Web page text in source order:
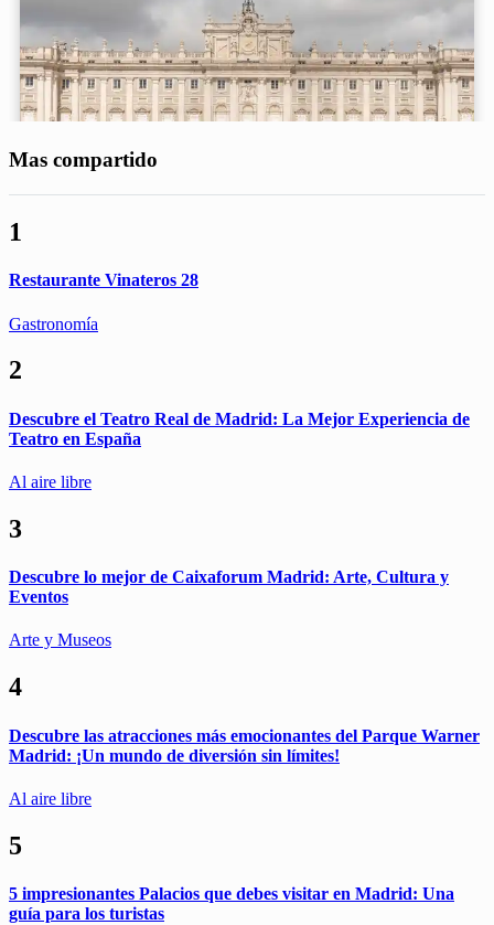
Mas compartido
1
Restaurante Vinateros 28
Gastronomía
2
Descubre el Teatro Real de Madrid: La Mejor Experiencia de
Teatro en España
Al aire libre
3
Descubre lo mejor de Caixaforum Madrid: Arte, Cultura y
Eventos
Arte y Museos
4
Descubre las atracciones más emocionantes del Parque Warner
Madrid: ¡Un mundo de diversión sin límites!
Al aire libre
5
5 impresionantes Palacios que debes visitar en Madrid: Una
guía para los turistas